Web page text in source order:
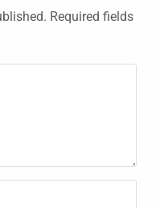
Required fields